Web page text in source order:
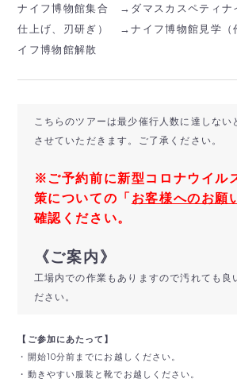
ナイフ博物館集合 →ダマスカスペティナ
仕上げ、刃研ぎ） →ナイフ博物館見学（
イフ博物館解散
こちらのツアーは最少催行人数に達しない
させていただきます。ご了承ください。
※ご予約前に新型コロナウイル
策についての「 お客様へのお願
確認ください。
《ご案内》
工場内での作業もありますので汚れても良
ださい。
【ご参加にあたって】
・開始10分前までにお越しください。
・動きやすい服装と靴でお越しください。